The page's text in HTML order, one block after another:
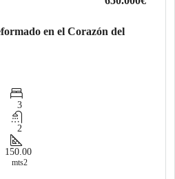
en el Corazón del
3
2
150.00
mts2